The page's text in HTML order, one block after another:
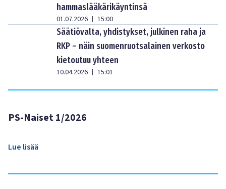
hammaslääkärikäyntinsä
01.07.2026 | 15:00
Säätiövalta, yhdistykset, julkinen raha ja
RKP – näin suomenruotsalainen verkosto
kietoutuu yhteen
10.04.2026 | 15:01
PS-Naiset 1/2026
Lue lisää